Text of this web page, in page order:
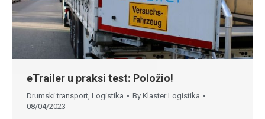
eTrailer u praksi test: Položio!
Drumski transport, Logistika By Klaster Logistika
08/04/2023